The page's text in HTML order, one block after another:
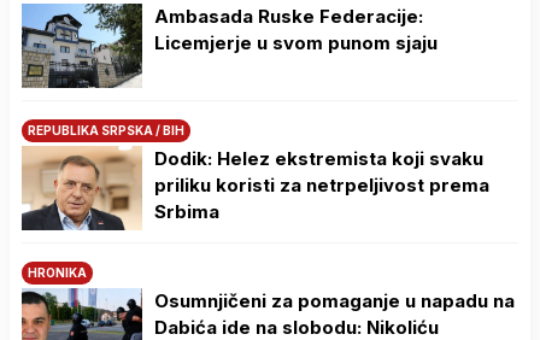
Ambasada Ruske Federacije:
Licemjerje u svom punom sjaju
REPUBLIKA SRPSKA / BIH
Dodik: Helez ekstremista koji svaku
priliku koristi za netrpeljivost prema
Srbima
HRONIKA
Osumnjičeni za pomaganje u napadu na
Dabića ide na slobodu: Nikoliću